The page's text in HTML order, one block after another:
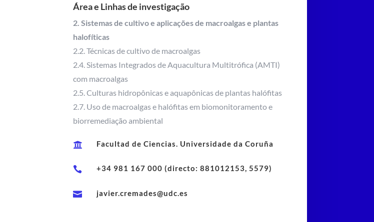
Área e Linhas de investigação
2. Sistemas de cultivo e aplicações de macroalgas e plantas
halofíticas
2.2. Técnicas de cultivo de macroalgas
2.4. Sistemas Integrados de Aquacultura Multitrófica (AMTI)
com macroalgas
2.5. Culturas hidropônicas e aquapônicas de plantas halófitas
2.7. Uso de macroalgas e halófitas em biomonitoramento e
biorremediação ambiental
 Facultad de Ciencias. Universidade da Coruña
 +34 981 167 000 (directo: 881012153, 5579)
 javier.cremades@udc.es